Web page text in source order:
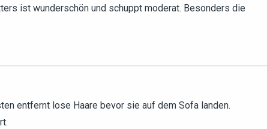
ist wunderschön und schuppt moderat. Besonders die
entfernt lose Haare bevor sie auf dem Sofa landen.